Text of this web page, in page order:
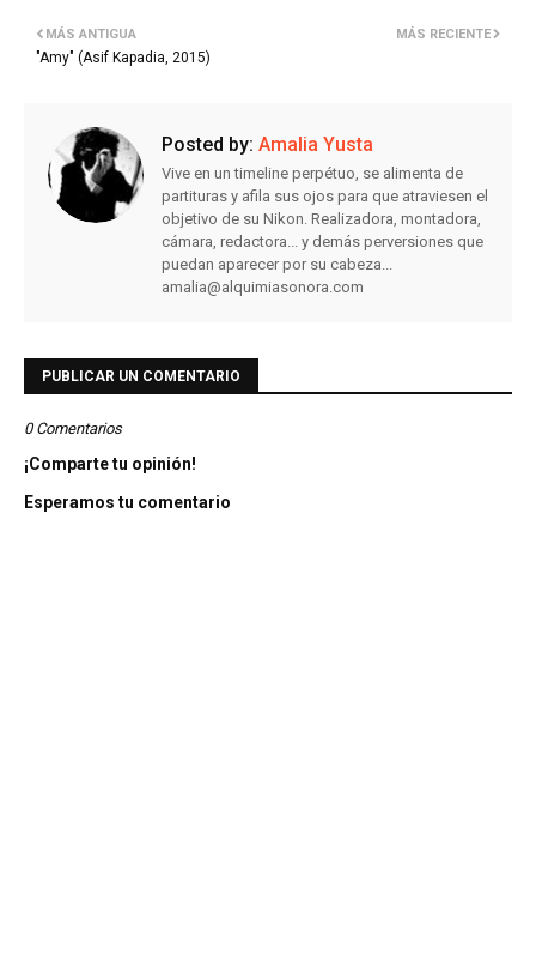
MÁS RECIENTE
MÁS ANTIGUA
"Amy" (Asif Kapadia, 2015)
Posted by: Amalia Yusta
Vive en un timeline perpétuo, se alimenta de
partituras y afila sus ojos para que atraviesen el
objetivo de su Nikon. Realizadora, montadora,
cámara, redactora... y demás perversiones que
puedan aparecer por su cabeza...
amalia@alquimiasonora.com
PUBLICAR UN COMENTARIO
0 Comentarios
¡Comparte tu opinión!
Esperamos tu comentario